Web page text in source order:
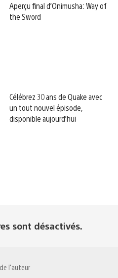
Aperçu final d’Onimusha: Way of
the Sword
Célébrez 30 ans de Quake avec
un tout nouvel épisode,
disponible aujourd’hui
sont désactivés.
l'auteur